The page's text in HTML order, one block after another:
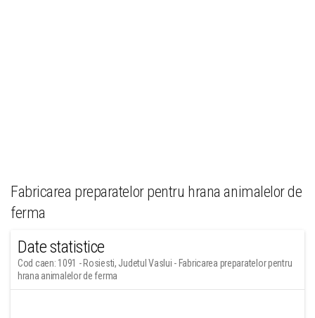
Fabricarea preparatelor pentru hrana animalelor de
ferma
Date statistice
Cod caen: 1091 - Rosiesti, Judetul Vaslui - Fabricarea preparatelor pentru
hrana animalelor de ferma